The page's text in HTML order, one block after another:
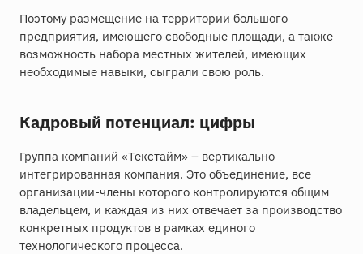
Поэтому размещение на территории большого
предприятия, имеющего свободные площади, а также
возможность набора местных жителей, имеющих
необходимые навыки, сыграли свою роль.
Кадровый потенциал: цифры
Группа компаний «Текстайм» – вертикально
интегрированная компания. Это объединение, все
организации-члены которого контролируются общим
владельцем, и каждая из них отвечает за производство
конкретных продуктов в рамках единого
технологического процесса.